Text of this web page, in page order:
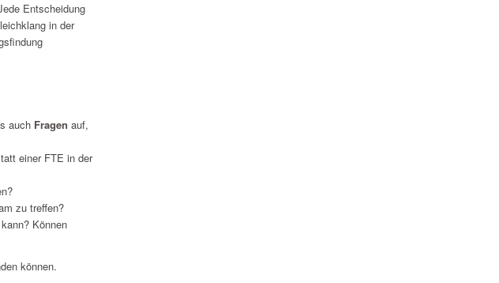
Entscheidung
in der
auch Fragen auf,
einer FTE in der
zu treffen?
Können
können.